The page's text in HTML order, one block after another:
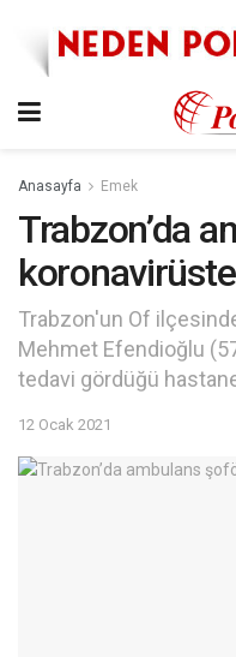
Anasayfa Emek
Trabzon’da
Trabzon'un Of
Mehmet Efendioğlu
tedavi gördüğü
12 Ocak 2021